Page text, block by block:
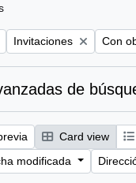
Remove filter:
Invitaciones Con
de
Card view
modificada